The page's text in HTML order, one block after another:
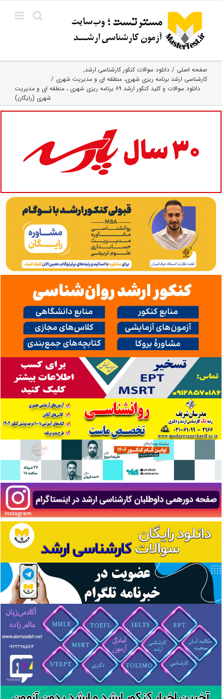
content
صفحه اصلی
دانلود سوالات کنکور کارشناسی ارشد
کارشناسی ارشد برنامه ریزی شهری، منطقه‌ ای و مدیریت شهری
دانلود سوالات و کلید کنکور ارشد ۸۹ برنامه ریزی شهری ، منطقه ای و مدیریت
شهری (رایگان)